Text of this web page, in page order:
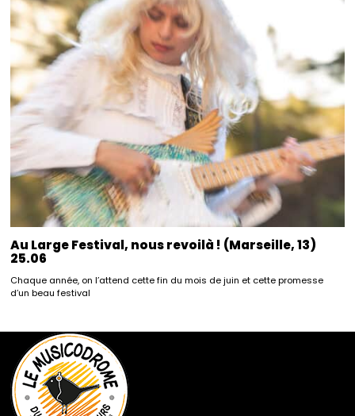
Au Large Festival, nous revoilà ! (Marseille, 13)
25.06
Chaque année, on l’attend cette fin du mois de juin et cette promesse
d’un beau festival